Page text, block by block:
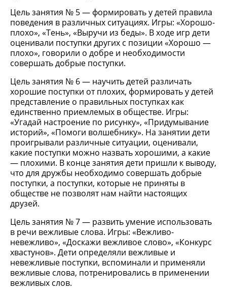
Цель занятия № 5 — формировать у детей правила
поведения в различных ситуациях. Игры: «Хорошо-
плохо», «Тень», «Выручи из беды». В ходе игр дети
оценивали поступки других с позиции «Хорошо —
плохо», говорили о добре и необходимости
совершать добрые поступки.
Цель занятия № 6 — научить детей различать
хорошие поступки от плохих, формировать у детей
представление о правильных поступках как
единственно приемлемых в обществе. Игры:
«Угадай настроение по рисунку», «Придумывание
историй», «Помоги волшебнику». На занятии дети
проигрывали различные ситуации, оценивали,
какие поступки можно назвать хорошими, а какие
— плохими. В конце занятия дети пришли к выводу,
что для дружбы необходимо совершать добрые
поступки, а поступки, которые не приняты в
обществе не позволят нам найти настоящих
друзей.
Цель занятия № 7 — развить умение использовать
в речи вежливые слова. Игры: «Вежливо-
невежливо», «Доскажи вежливое слово», «Конкурс
хвастунов». Дети определяли вежливые и
невежливые поступки, вспоминали и применяли
вежливые слова, потренировались в применении
вежливых слов.